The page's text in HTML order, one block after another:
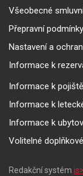
Všeobecné
Přepravní
Nastavení a
Informace k
Informace k
Informace k
Informace k
Volitelné
Redakční systém